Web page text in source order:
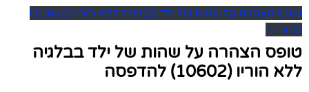
טופס הצהרה על שהות של ילד בבלגיה ללא הוריו (10602)
להורדה
טופס הצהרה על שהות של ילד בבלגיה
ללא הוריו (10602) להדפסה